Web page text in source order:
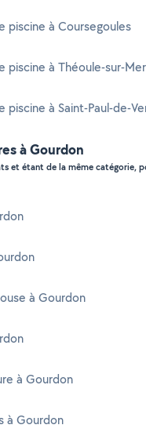
piscine à Coursegoules
piscine à Théoule-sur-Mer
piscine à Saint-Paul-de-
à Gourdon
et étant de la même catégorie,
à Gourdon
à Gourdon
à Gourdon